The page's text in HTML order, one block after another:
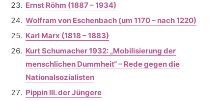
Ernst Röhm (1887 – 1934)
Wolfram von Eschenbach (um 1170 – nach 1220)
Karl Marx (1818 – 1883)
Kurt Schumacher 1932: „Mobilisierung der
menschlichen Dummheit“ – Rede gegen die
Nationalsozialisten
Pippin III. der Jüngere